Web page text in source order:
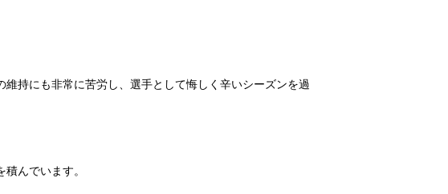
維持にも非常に苦労し、選手として悔しく辛いシーズンを過
んでいます。